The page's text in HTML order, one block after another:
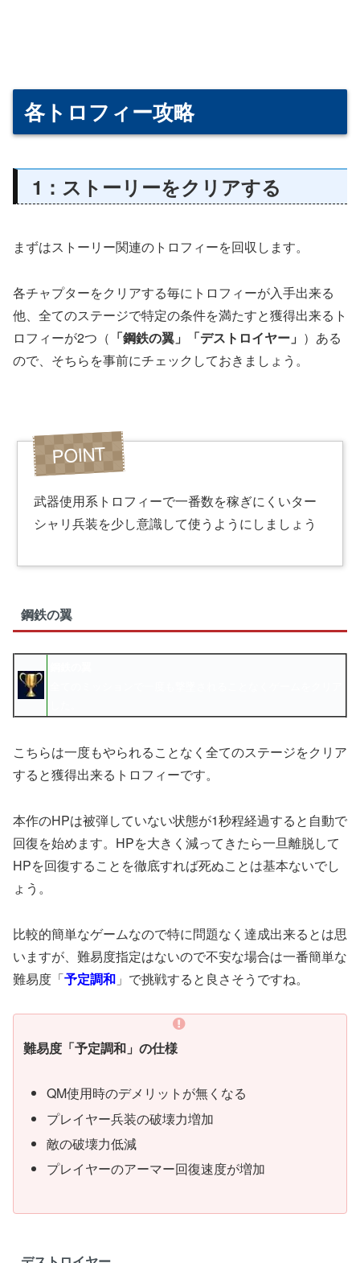
各トロフィー攻略
1：ストーリーをクリアする
まずはストーリー関連のトロフィーを回収します。
各チャプターをクリアする毎にトロフィーが入手出来る
他、全てのステージで特定の条件を満たすと獲得出来るト
ロフィーが2つ（ 「鋼鉄の翼」「デストロイヤー」 ）ある
ので、そちらを事前にチェックしておきましょう。
武器使用系トロフィーで一番数を稼ぎにくいター
シャリ兵装を少し意識して使うようにしましょう
鋼鉄の翼
こちらは一度もやられることなく全てのステージをクリア
すると獲得出来るトロフィーです。
本作のHPは被弾していない状態が1秒程経過すると自動で
回復を始めます。HPを大きく減ってきたら一旦離脱して
HPを回復することを徹底すれば死ぬことは基本ないでし
ょう。
比較的簡単なゲームなので特に問題なく達成出来るとは思
いますが、難易度指定はないので不安な場合は一番簡単な
難易度「予定調和 」で挑戦すると良さそうですね。
難易度「予定調和」の仕様
QM使用時のデメリットが無くなる
プレイヤー兵装の破壊力増加
敵の破壊力低減
プレイヤーのアーマー回復速度が増加